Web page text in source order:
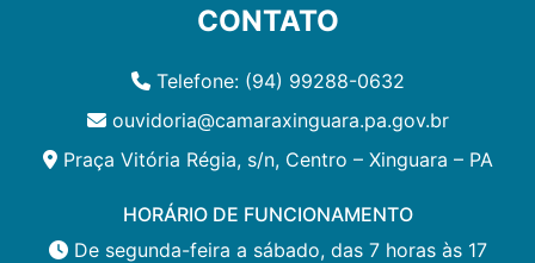
CONTATO
Telefone: (94) 99288-0632
ouvidoria@camaraxinguara.pa.gov.br
Praça Vitória Régia, s/n, Centro – Xinguara – PA
HORÁRIO DE FUNCIONAMENTO
De segunda-feira a sábado, das 7 horas às 17